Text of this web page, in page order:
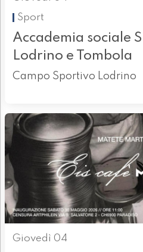
Sport
Accademia sociale
Lodrino e Tombola
Campo Sportivo Lodrino
Giovedì 04